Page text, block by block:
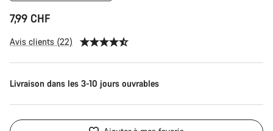
7,99 CHF
Avis clients (22)
Livraison dans les 3-10 jours ouvrables